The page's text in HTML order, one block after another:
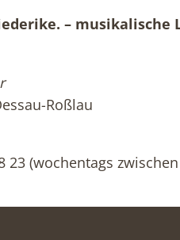
– musikalische
Roßlau
(wochentags